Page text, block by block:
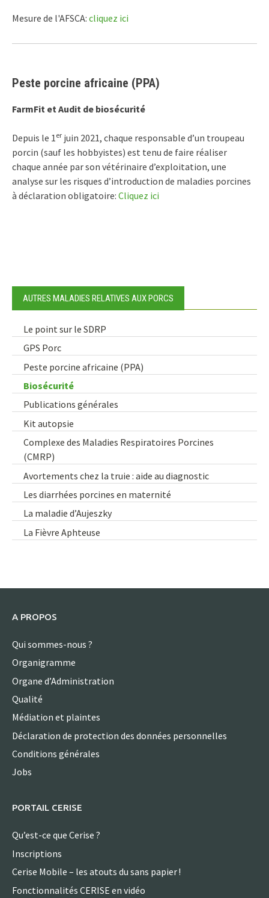
Mesure de l'AFSCA: cliquez ici
Peste porcine africaine (PPA)
FarmFit et Audit de biosécurité
Depuis le 1 er juin 2021, chaque responsable d’un troupeau
porcin (sauf les hobbyistes) est tenu de faire réaliser
chaque année par son vétérinaire d’exploitation, une
analyse sur les risques d’introduction de maladies porcines
à déclaration obligatoire: Cliquez ici
AUTRES MALADIES RELATIVES AUX PORCS
Le point sur le SDRP
GPS Porc
Peste porcine africaine (PPA)
Biosécurité
Publications générales
Kit autopsie
Complexe des Maladies Respiratoires Porcines
(CMRP)
Avortements chez la truie : aide au diagnostic
Les diarrhées porcines en maternité
La maladie d’Aujeszky
La Fièvre Aphteuse
A PROPOS
Qui sommes-nous ?
Organigramme
Organe d’Administration
Qualité
Médiation et plaintes
Déclaration de protection des données personnelles
Conditions générales
Jobs
PORTAIL CERISE
Qu’est-ce que Cerise ?
Inscriptions
Cerise Mobile – les atouts du sans papier !
Fonctionnalités CERISE en vidéo